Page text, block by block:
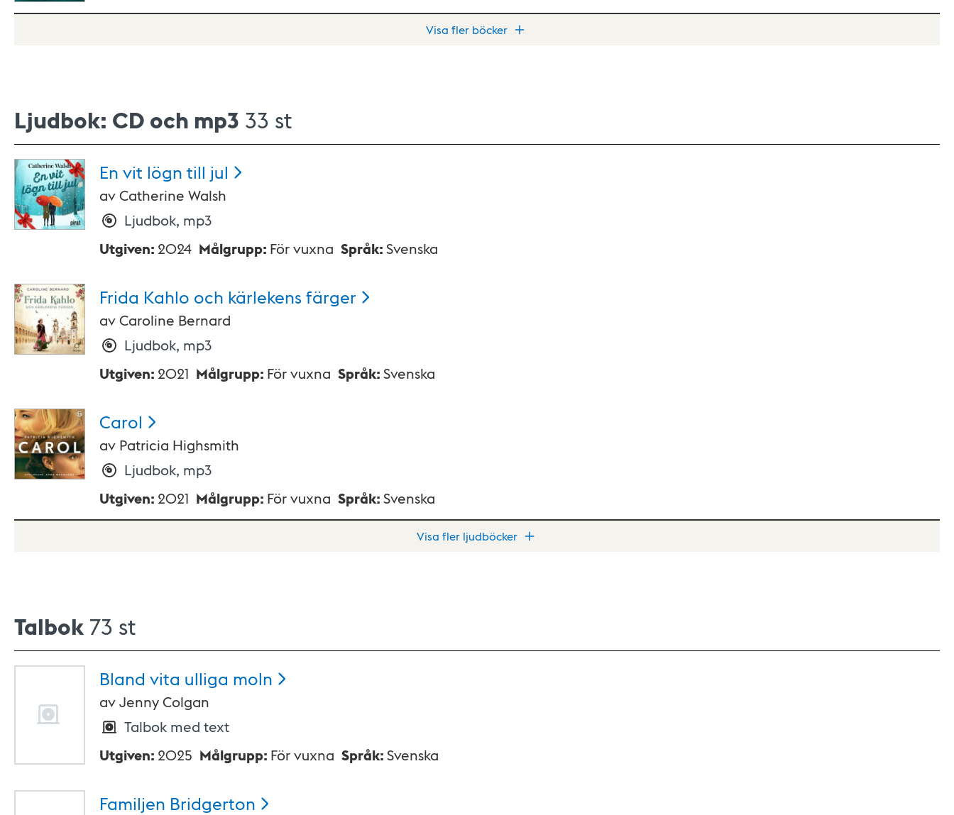
Visa fler böcker
Ljudbok: CD och mp3 33 st
En vit lögn till jul
avCatherine Walsh
Ljudbok, mp3
Utgiven: 2024 Målgrupp: För vuxna Språk:Svenska
Frida Kahlo och kärlekens färger
avCaroline Bernard
Ljudbok, mp3
Utgiven: 2021 Målgrupp: För vuxna Språk:Svenska
Carol
av Patricia Highsmith
Ljudbok, mp3
Utgiven: 2021 Målgrupp: För vuxna Språk:Svenska
Visa fler ljudböcker
Talbok 73 st
Bland vita ulliga moln
avJenny Colgan
Talbok med text
Utgiven: 2025 Målgrupp: För vuxna Språk:Svenska
Familjen Bridgerton